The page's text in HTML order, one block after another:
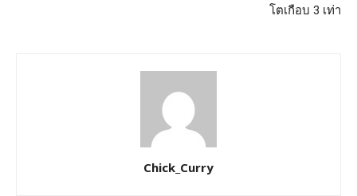
โตเกือบ 3 เท่า
Chick_Curry